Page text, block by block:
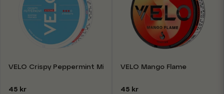
VELO Crispy Peppermint Mini
45 kr
VELO Mango Flame
45 kr